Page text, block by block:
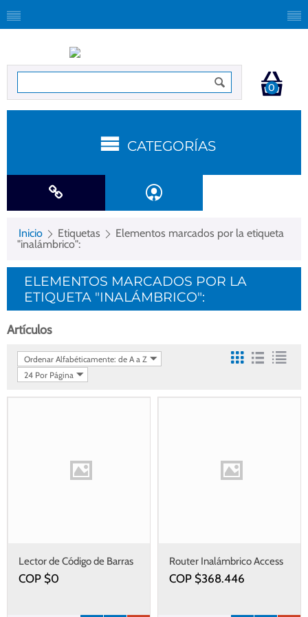
0
CATEGORÍAS
Inicio Etiquetas
Elementos marcados por la etiqueta
"inalámbrico":
ELEMENTOS MARCADOS POR LA
ETIQUETA "INALÁMBRICO":
Artículos
Ordenar Alfabéticamente: de A a Z
24 Por Página
Lector de Código de Barras
Sat AI202w Plus
inalámbrico
COP $0
Router Inalámbrico Access
Point 802.11a n externo Alto
Poder 5GHz Antena de
COP $368.446